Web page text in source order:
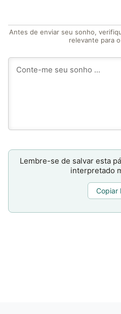
Antes de enviar seu sonho,
relevante para
Lembre-se de salvar esta
interpretado
Copiar